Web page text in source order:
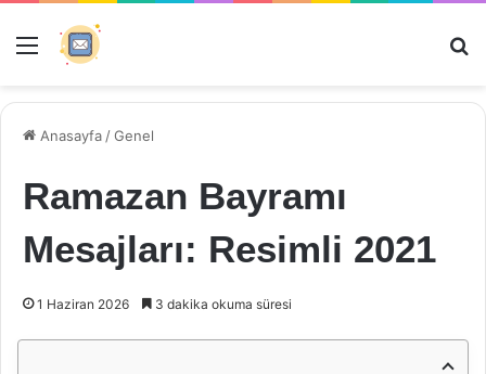
Menü
Anasayfa /Genel
Ramazan Bayramı
Mesajları: Resimli 2021
1 Haziran 2026 3 dakika okuma süresi